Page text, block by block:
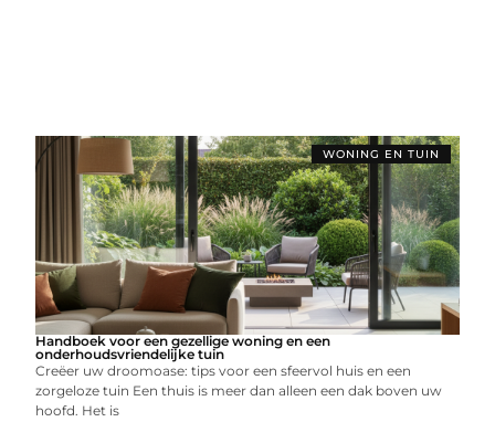
WONING EN TUIN
Handboek voor een gezellige woning en een
onderhoudsvriendelijke tuin
Creëer uw droomoase: tips voor een sfeervol huis en een
zorgeloze tuin Een thuis is meer dan alleen een dak boven uw
hoofd. Het is